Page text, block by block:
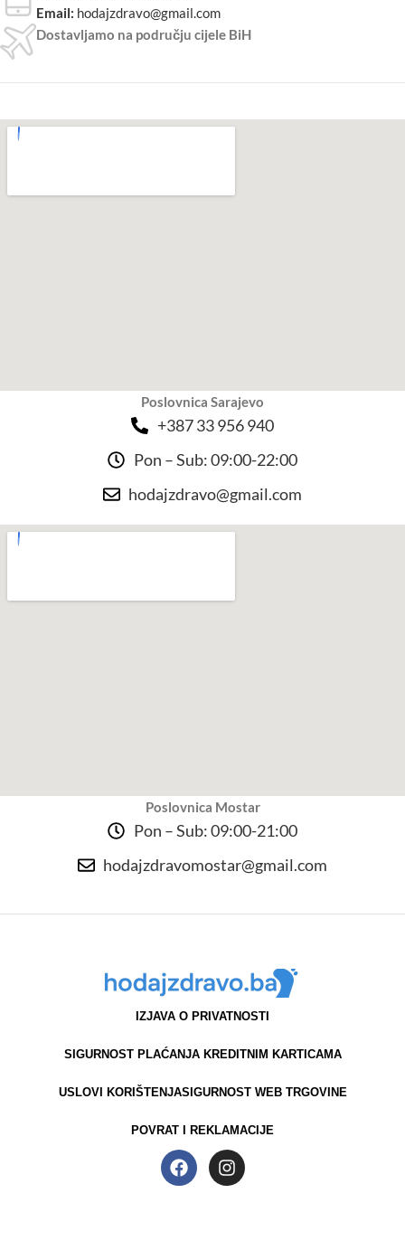
Email: hodajzdravo@gmail.com
Dostavljamo na području cijele BiH
Poslovnica Sarajevo
+387 33 956 940
Pon – Sub: 09:00-22:00
hodajzdravo@gmail.com
Poslovnica Mostar
Pon – Sub: 09:00-21:00
hodajzdravomostar@gmail.com
IZJAVA O PRIVATNOSTI
SIGURNOST PLAĆANJA KREDITNIM KARTICAMA
USLOVI KORIŠTENJASIGURNOST WEB TRGOVINE
POVRAT I REKLAMACIJE